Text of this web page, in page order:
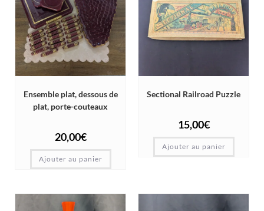
Ensemble plat, dessous de
plat, porte-couteaux
20,00€
Ajouter au panier
Sectional Railroad Puzzle
15,00€
Ajouter au panier